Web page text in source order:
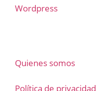
Wordpress
Quienes somos
Política de privacidad